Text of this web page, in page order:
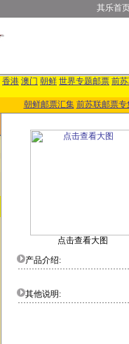
其乐首
香港 澳门 朝鲜 世界专题邮票 前
朝鲜邮票汇集 前苏联邮票专
点击查看大图
产品介绍:
其他说明: